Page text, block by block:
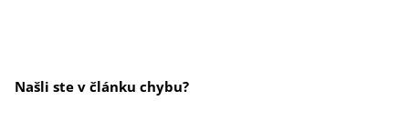
Našli ste v článku chybu?